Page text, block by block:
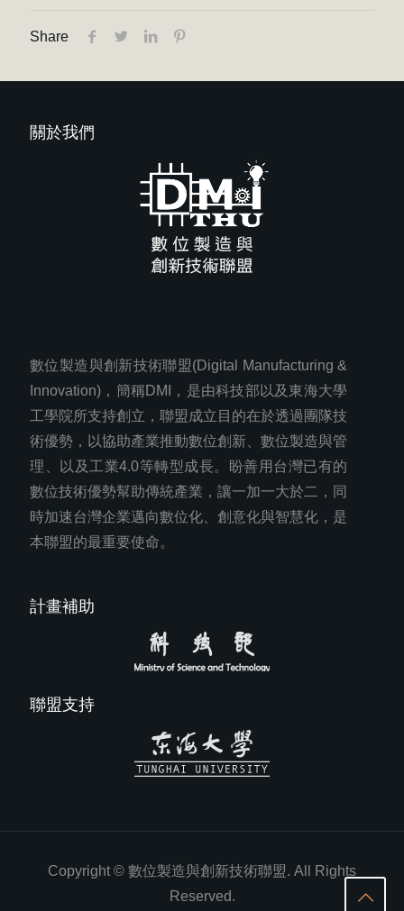
Share
關於我們
數位製造與創新技術聯盟(Digital Manufacturing &
Innovation)，簡稱DMI，是由科技部以及東海大學
工學院所支持創立，聯盟成立目的在於透過團隊技
術優勢，以協助產業推動數位創新、數位製造與管
理、以及工業4.0等轉型成長。盼善用台灣已有的
數位技術優勢幫助傳統產業，讓一加一大於二，同
時加速台灣企業邁向數位化、創意化與智慧化，是
本聯盟的最重要使命。
計畫補助
聯盟支持
Copyright © 數位製造與創新技術聯盟. All Rights
Reserved.